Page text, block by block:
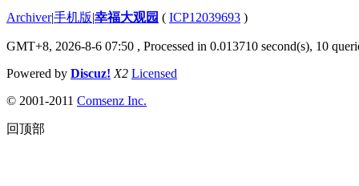
Archiver|手机版|幸福大观园 ( ICP12039693 )
GMT+8, 2026-8-6 07:50 , Processed in 0.013710 second(s), 10
Powered by Discuz! X2 Licensed
© 2001-2011 Comsenz Inc.
回顶部